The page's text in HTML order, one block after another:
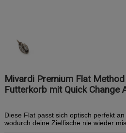
Mivardi Premium Flat
Futterkorb mit Quick Change
Diese Flat passt sich optisch perfekt
wodurch deine Zielfische nie wieder